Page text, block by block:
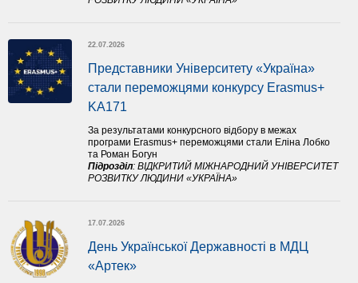
22.07.2026
Представники Університету «Україна»
стали переможцями конкурсу Erasmus+
KA171
За результатами конкурсного відбору в межах
програми Erasmus+ переможцями стали Еліна Лобко
та Роман Богун
Підрозділ: ВІДКРИТИЙ МІЖНАРОДНИЙ УНІВЕРСИТЕТ
РОЗВИТКУ ЛЮДИНИ «УКРАЇНА»
17.07.2026
День Української Державності в МДЦ
«Артек»